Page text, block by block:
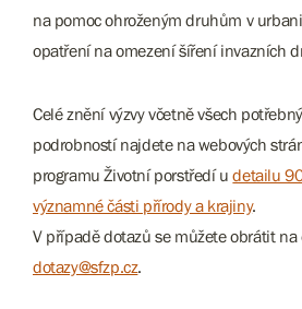
na pomoc ohroženým druhům v
opatření na omezení šíření invazních
Celé znění výzvy včetně všech
podrobností najdete na webových
programu Životní porstředí udetailu
významné části přírody a krajiny.
V případě dotazů se můžete obrátit na
dotazy@sfzp.cz.